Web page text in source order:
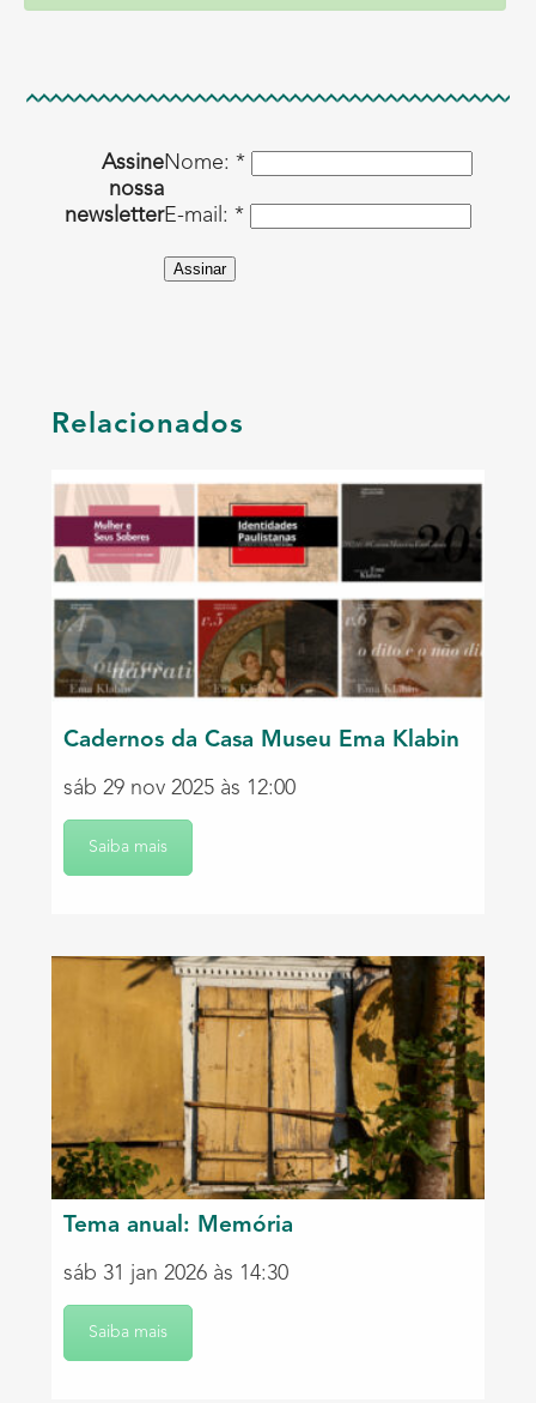
Assine
nossa
newsletter
Nome: *
E-mail: *
Assinar
Relacionados
Cadernos da Casa Museu Ema Klabin
sáb 29 nov 2025 às 12:00
Saiba mais
Tema anual: Memória
sáb 31 jan 2026 às 14:30
Saiba mais